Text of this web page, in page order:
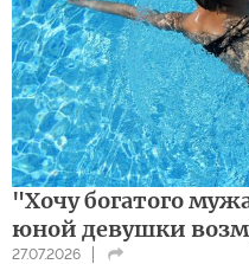
"Хочу богатого
юной девушки
27.07.2026